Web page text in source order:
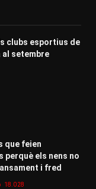
clubs esportius de
al setembre
que feien
perquè els nens no
i fred
18.028